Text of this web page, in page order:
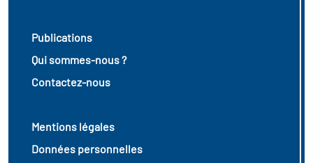
Publications
Qui sommes-nous ?
Contactez-nous
Mentions légales
Données personnelles